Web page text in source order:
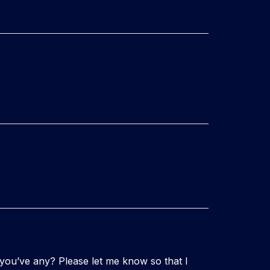
any? Please let me know so that I